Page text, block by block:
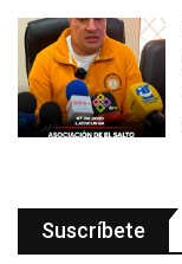
Suscríbete